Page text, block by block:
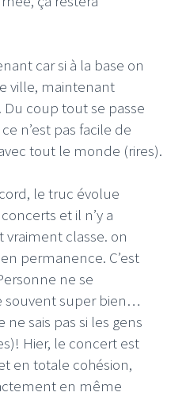
car si à la base on
ville, maintenant
coup tout se passe
n’est pas facile de
tout le monde (rires).
le truc évolue
et il n’y a
vraiment classe. on
permanence. C’est
ne se
souvent super bien…
ne sais pas si les gens
Hier, le concert est
en totale cohésion,
en même